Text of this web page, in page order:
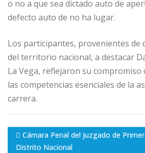
o no a que sea dictado auto de
defecto auto de no ha lugar.
Los participantes, provenientes de
del territorio nacional, a destacar
La Vega, reflejaron su compromiso
las competencias esenciales de la
carrera.
Cámara Penal del Juzgado de
Distrito Nacional